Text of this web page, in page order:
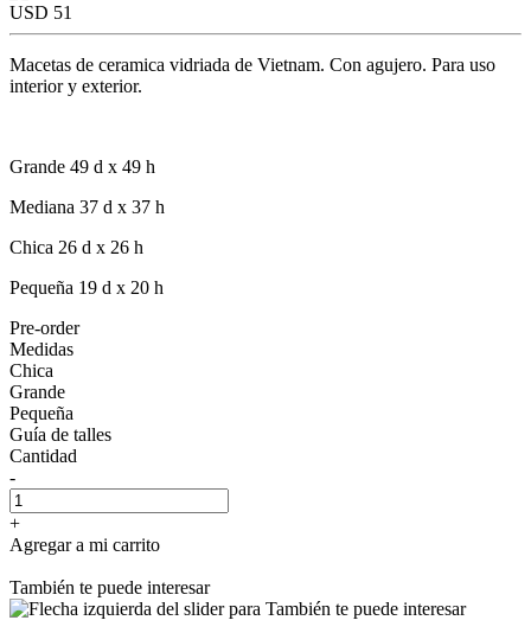
USD 51
Macetas de ceramica vidriada de Vietnam. Con agujero. Para uso
interior y exterior.
Grande 49 d x 49 h
Mediana 37 d x 37 h
Chica 26 d x 26 h
Pequeña 19 d x 20 h
Pre-order
Medidas
Chica
Grande
Pequeña
Guía de talles
Cantidad
-
+
Agregar a mi carrito
También te puede interesar